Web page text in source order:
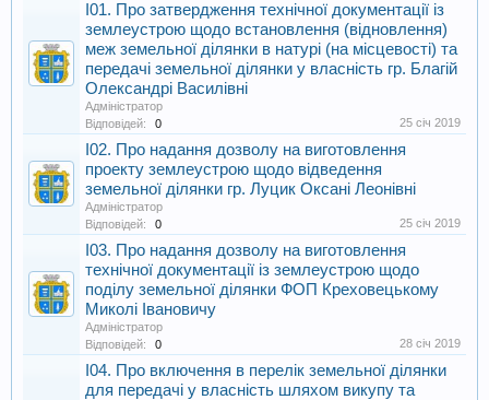
I01. Про затвердження технічної документації із
землеустрою щодо встановлення (відновлення)
меж земельної ділянки в натурі (на місцевості) та
передачі земельної ділянки у власність гр. Благій
Олександрі Василівні
Адміністратор
Відповідей:
0 25 січ 2019
I02. Про надання дозволу на виготовлення
проекту землеустрою щодо відведення
земельної ділянки гр. Луцик Оксані Леонівні
Адміністратор
Відповідей:
0 25 січ 2019
I03. Про надання дозволу на виготовлення
технічної документації із землеустрою щодо
поділу земельної ділянки ФОП Креховецькому
Миколі Івановичу
Адміністратор
Відповідей:
0 28 січ 2019
I04. Про включення в перелік земельної ділянки
для передачі у власність шляхом викупу та